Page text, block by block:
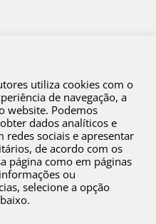
e Infrações Conexas
utiliza cookies com o
de navegação, a
website. Podemos
dados analíticos e
sociais e apresentar
de acordo com os
página como em páginas
ou
selecione a opção